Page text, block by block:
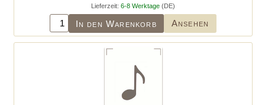
Lieferzeit: 6-8 Werktage (DE)
In den Warenkorb Ansehen